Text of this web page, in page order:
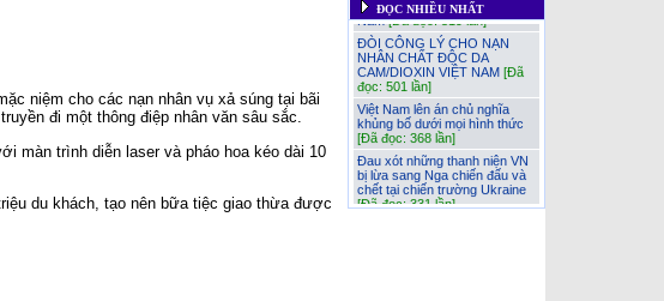
niệm cho các nạn nhân vụ xả súng tại bãi
đi một thông điệp nhân văn sâu sắc.
màn trình diễn laser và pháo hoa kéo dài 10
du khách, tạo nên bữa tiệc giao thừa được
HẠN CHẾ VÀ NGUYÊN NHÂN
SỤP ĐỔ
Nhân đạo là một phần của sức
mạnh quốc gia!
Đau xót những thanh niện VN
bị lừa sang Nga chiến đấu và
chết tại chiến trường Ukraine
Việt Nam lên án chủ nghĩa
khủng bố dưới mọi hình thức
ĐÒI CÔNG LÝ CHO NẠN
NHÂN CHẤT ĐỘC DA
CAM/DIOXIN VIỆT NAM
Thêm nhận thức về 6 chữ ‘Độc
ĐỌC NHIỀU NHẤT
ĐÒI CÔNG LÝ CHO NẠN
NHÂN CHẤT ĐỘC DA
CAM/DIOXIN VIỆT NAM [Đã
đọc: 501 lần]
Việt Nam lên án chủ nghĩa
khủng bố dưới mọi hình thức
[Đã đọc: 368 lần]
Đau xót những thanh niện VN
bị lừa sang Nga chiến đấu và
chết tại chiến trường Ukraine
[Đã đọc: 331 lần]
Tại sao VN sẽ trả lại tên thành
phố Sài Gòn [Đã đọc: 219 lần]